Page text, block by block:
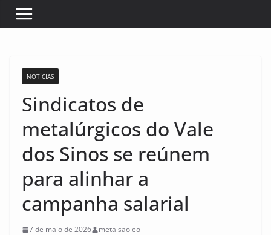
NOTÍCIAS
Sindicatos de
metalúrgicos do Vale
dos Sinos se reúnem
para alinhar a
campanha salarial
7 de maio de 2026 metalsaoleo